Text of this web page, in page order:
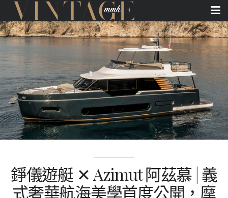
錚儀遊艇 ✕ Azimut 阿茲慕 | 義
式奢華航海美學首度公開，摩